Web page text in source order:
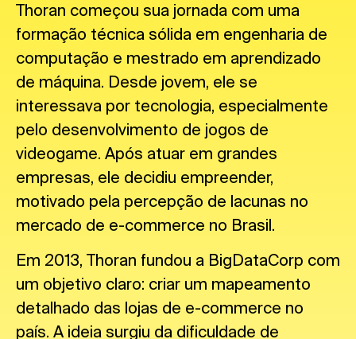
Thoran começou sua jornada com uma
formação técnica sólida em engenharia de
computação e mestrado em aprendizado
de máquina. Desde jovem, ele se
interessava por tecnologia, especialmente
pelo desenvolvimento de jogos de
videogame. Após atuar em grandes
empresas, ele decidiu empreender,
motivado pela percepção de lacunas no
mercado de e-commerce no Brasil.
Em 2013, Thoran fundou a BigDataCorp com
um objetivo claro: criar um mapeamento
detalhado das lojas de e-commerce no
país. A ideia surgiu da dificuldade de